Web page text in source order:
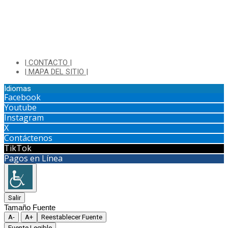
| CONTACTO |
| MAPA DEL SITIO |
Idiomas
Facebook
Youtube
Instagram
X
Contáctenos
TikTok
Pagos en Línea
Salir
Tamaño Fuente
A- A+
Reestablecer Fuente